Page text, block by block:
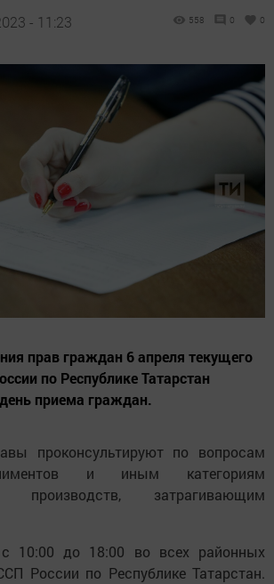
- 11:23 558 0 0
прав граждан 6 апреля текущего
по Республике Татарстан
приема граждан.
проконсультируют по вопросам
и иным категориям
производств, затрагивающим
10:00 до 18:00 во всех районных
России по Республике Татарстан.